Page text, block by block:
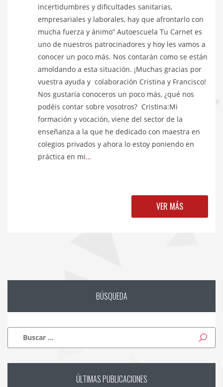
incertidumbres y dificultades sanitarias,
empresariales y laborales, hay que afrontarlo con
mucha fuerza y ánimo” Autoescuela Tu Carnet es
uno de nuestros patrocinadores y hoy les vamos a
conocer un poco más. Nos contarán como se están
amoldando a esta situación. ¡Muchas gracias por
vuestra ayuda y colaboración Cristina y Francisco!
Nos gustaría conoceros un poco más, ¿qué nos
podéis contar sobre vosotros? Cristina:Mi
formación y vocación, viene del sector de la
enseñanza a la que he dedicado con maestra en
colegios privados y ahora lo estoy poniendo en
práctica en mi…
VER MÁS
BÚSQUEDA
ÚLTIMASPUBLICACIONES